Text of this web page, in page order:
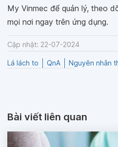
My Vinmec để quản lý, theo
mọi nơi ngay trên ứng dụng.
Cập nhật: 22-07-2024
Lá lách to QnA Nguyên nhân
Bài viết liên quan